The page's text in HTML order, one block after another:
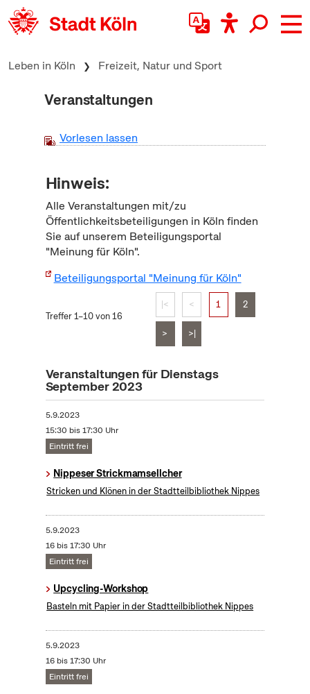
zum Inhalt springen
Leben in Köln Freizeit, Natur und Sport
Veranstaltungen
Vorlesen lassen
Hinweis:
Alle Veranstaltungen mit/zu
Öffentlichkeitsbeteiligungen in Köln finden
Sie auf unserem Beteiligungsportal
"Meinung für Köln".
Beteiligungsportal "Meinung für Köln"
Treffer 1–10 von 16
|< < 1 2
> >|
Veranstaltungen für Dienstags
September 2023
5.9.2023
15:30 bis 17:30 Uhr
Eintritt frei
Nippeser Strickmamsellcher
Stricken und Klönen in der Stadtteilbibliothek Nippes
5.9.2023
16 bis 17:30 Uhr
Eintritt frei
Upcycling-Workshop
Basteln mit Papier in der Stadtteilbibliothek Nippes
5.9.2023
16 bis 17:30 Uhr
Eintritt frei